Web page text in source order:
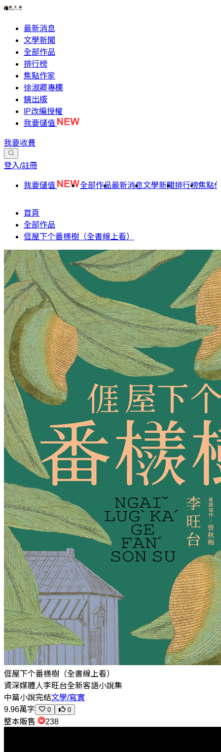
最新消息
文學新聞
全部作品
排行榜
焦點作家
徐淑卿專欄
鏡出版
IP改編授權
我要儲值
我要收費
登入/註冊
我要儲值 全部作品最新消息文學新聞排行榜焦點
首頁
全部作品
𠊎屋下个番檨樹（全書線上看）
𠊎屋下个番檨樹（全書線上看）
資深媒體人李旺台全新客語小說集
中篇小說完結文學/寫實
9.96萬字
0 0
整本販售 238